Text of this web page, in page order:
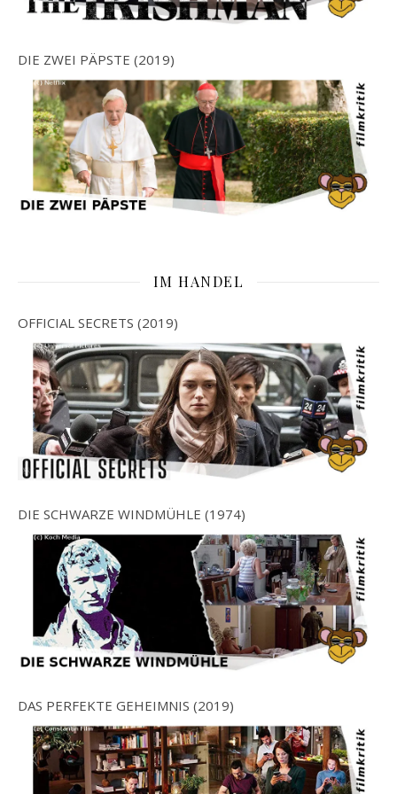
DIE ZWEI PÄPSTE (2019)
IM HANDEL
OFFICIAL SECRETS (2019)
DIE SCHWARZE WINDMÜHLE (1974)
DAS PERFEKTE GEHEIMNIS (2019)